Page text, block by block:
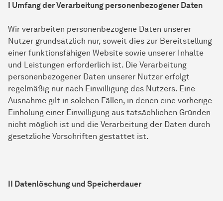
I Umfang der Verarbeitung personenbezogener Daten
Wir verarbeiten personenbezogene Daten unserer
Nutzer grundsätzlich nur, soweit dies zur Bereitstellung
einer funktionsfähigen Website sowie unserer Inhalte
und Leistungen erforderlich ist. Die Verarbeitung
personenbezogener Daten unserer Nutzer erfolgt
regelmäßig nur nach Einwilligung des Nutzers. Eine
Ausnahme gilt in solchen Fällen, in denen eine vorherige
Einholung einer Einwilligung aus tatsächlichen Gründen
nicht möglich ist und die Verarbeitung der Daten durch
gesetzliche Vorschriften gestattet ist.
II Datenlöschung und Speicherdauer